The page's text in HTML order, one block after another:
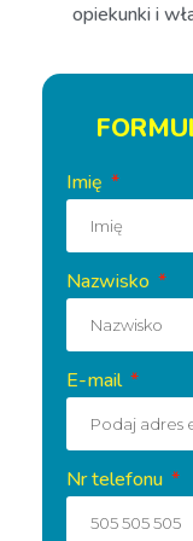
opiekunki i
Imię
Nazwisko
E-mail
Nr telefonu